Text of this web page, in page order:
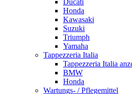
Honda
Kawasaki
Suzuki
Triumph
Yamaha
Tappezzeria Italia
Tappezzeria Italia
BMW
Honda
Wartungs- / Pflegemittel